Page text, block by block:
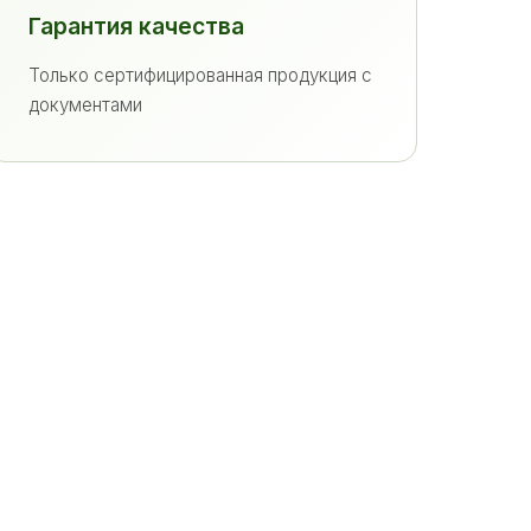
Гарантия качества
Только сертифицированная продукция с
документами